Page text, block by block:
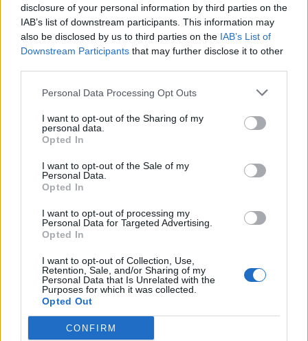
disclosure of your personal information by third parties on the
IAB’s list of downstream participants. This information may
also be disclosed by us to third parties on the IAB’s List of
Downstream Participants that may further disclose it to other
Personal Data Processing Opt Outs
I want to opt-out of the Sharing of my
personal data.
Opted In
I want to opt-out of the Sale of my
Personal Data.
Opted In
I want to opt-out of processing my
Personal Data for Targeted Advertising.
Opted In
I want to opt-out of Collection, Use,
Retention, Sale, and/or Sharing of my
Personal Data that Is Unrelated with the
Purposes for which it was collected.
Opted Out
CONFIRM